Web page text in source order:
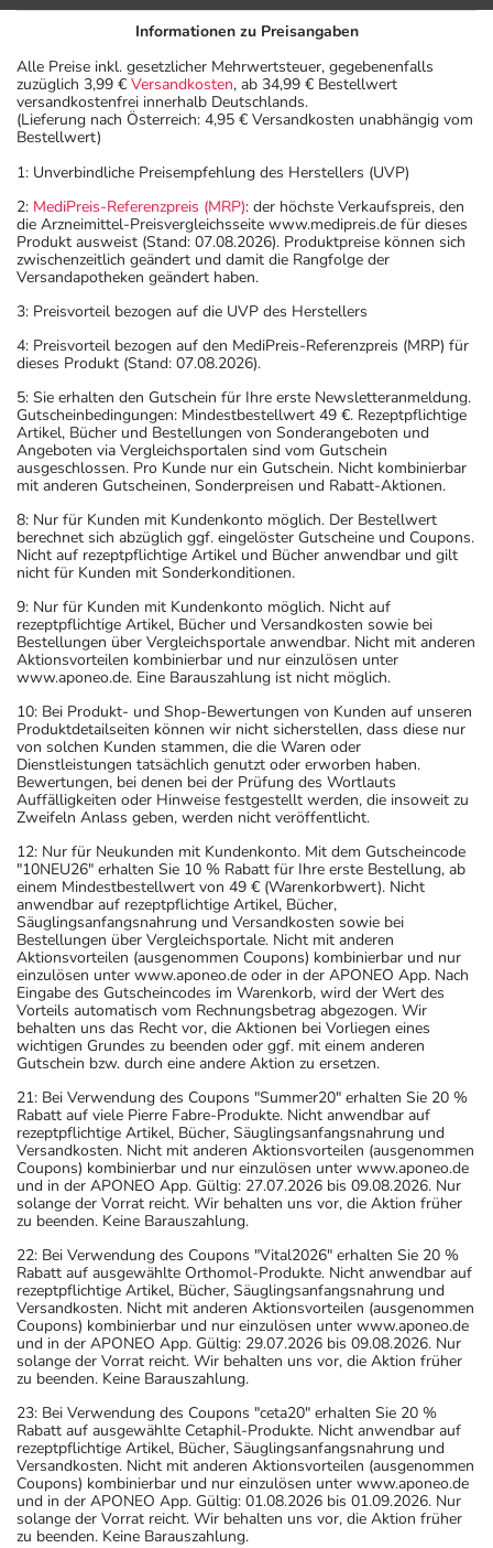
Informationen zu Preisangaben
Alle Preise inkl. gesetzlicher Mehrwertsteuer, gegebenenfalls
zuzüglich 3,99 € Versandkosten, ab 34,99 € Bestellwert
versandkostenfrei innerhalb Deutschlands.
(Lieferung nach Österreich: 4,95 € Versandkosten unabhängig vom
Bestellwert)
1: Unverbindliche Preisempfehlung des Herstellers (UVP)
2: MediPreis-Referenzpreis (MRP): der höchste Verkaufspreis, den
die Arzneimittel-Preisvergleichsseite www.medipreis.de für dieses
Produkt ausweist (Stand: 07.08.2026). Produktpreise können sich
zwischenzeitlich geändert und damit die Rangfolge der
Versandapotheken geändert haben.
3: Preisvorteil bezogen auf die UVP des Herstellers
4: Preisvorteil bezogen auf den MediPreis-Referenzpreis (MRP) für
dieses Produkt (Stand: 07.08.2026).
5: Sie erhalten den Gutschein für Ihre erste Newsletteranmeldung.
Gutscheinbedingungen: Mindestbestellwert 49 €. Rezeptpflichtige
Artikel, Bücher und Bestellungen von Sonderangeboten und
Angeboten via Vergleichsportalen sind vom Gutschein
ausgeschlossen. Pro Kunde nur ein Gutschein. Nicht kombinierbar
mit anderen Gutscheinen, Sonderpreisen und Rabatt-Aktionen.
8: Nur für Kunden mit Kundenkonto möglich. Der Bestellwert
berechnet sich abzüglich ggf. eingelöster Gutscheine und Coupons.
Nicht auf rezeptpflichtige Artikel und Bücher anwendbar und gilt
nicht für Kunden mit Sonderkonditionen.
9: Nur für Kunden mit Kundenkonto möglich. Nicht auf
rezeptpflichtige Artikel, Bücher und Versandkosten sowie bei
Bestellungen über Vergleichsportale anwendbar. Nicht mit anderen
Aktionsvorteilen kombinierbar und nur einzulösen unter
www.aponeo.de. Eine Barauszahlung ist nicht möglich.
10: Bei Produkt- und Shop-Bewertungen von Kunden auf unseren
Produktdetailseiten können wir nicht sicherstellen, dass diese nur
von solchen Kunden stammen, die die Waren oder
Dienstleistungen tatsächlich genutzt oder erworben haben.
Bewertungen, bei denen bei der Prüfung des Wortlauts
Auffälligkeiten oder Hinweise festgestellt werden, die insoweit zu
Zweifeln Anlass geben, werden nicht veröffentlicht.
12: Nur für Neukunden mit Kundenkonto. Mit dem Gutscheincode
"10NEU26" erhalten Sie 10 % Rabatt für Ihre erste Bestellung, ab
einem Mindestbestellwert von 49 € (Warenkorbwert). Nicht
anwendbar auf rezeptpflichtige Artikel, Bücher,
Säuglingsanfangsnahrung und Versandkosten sowie bei
Bestellungen über Vergleichsportale. Nicht mit anderen
Aktionsvorteilen (ausgenommen Coupons) kombinierbar und nur
einzulösen unter www.aponeo.de oder in der APONEO App. Nach
Eingabe des Gutscheincodes im Warenkorb, wird der Wert des
Vorteils automatisch vom Rechnungsbetrag abgezogen. Wir
behalten uns das Recht vor, die Aktionen bei Vorliegen eines
wichtigen Grundes zu beenden oder ggf. mit einem anderen
Gutschein bzw. durch eine andere Aktion zu ersetzen.
21: Bei Verwendung des Coupons "Summer20" erhalten Sie 20 %
Rabatt auf viele Pierre Fabre-Produkte. Nicht anwendbar auf
rezeptpflichtige Artikel, Bücher, Säuglingsanfangsnahrung und
Versandkosten. Nicht mit anderen Aktionsvorteilen (ausgenommen
Coupons) kombinierbar und nur einzulösen unter www.aponeo.de
und in der APONEO App. Gültig: 27.07.2026 bis 09.08.2026. Nur
solange der Vorrat reicht. Wir behalten uns vor, die Aktion früher
zu beenden. Keine Barauszahlung.
22: Bei Verwendung des Coupons "Vital2026" erhalten Sie 20 %
Rabatt auf ausgewählte Orthomol-Produkte. Nicht anwendbar auf
rezeptpflichtige Artikel, Bücher, Säuglingsanfangsnahrung und
Versandkosten. Nicht mit anderen Aktionsvorteilen (ausgenommen
Coupons) kombinierbar und nur einzulösen unter www.aponeo.de
und in der APONEO App. Gültig: 29.07.2026 bis 09.08.2026. Nur
solange der Vorrat reicht. Wir behalten uns vor, die Aktion früher
zu beenden. Keine Barauszahlung.
23: Bei Verwendung des Coupons "ceta20" erhalten Sie 20 %
Rabatt auf ausgewählte Cetaphil-Produkte. Nicht anwendbar auf
rezeptpflichtige Artikel, Bücher, Säuglingsanfangsnahrung und
Versandkosten. Nicht mit anderen Aktionsvorteilen (ausgenommen
Coupons) kombinierbar und nur einzulösen unter www.aponeo.de
und in der APONEO App. Gültig: 01.08.2026 bis 01.09.2026. Nur
solange der Vorrat reicht. Wir behalten uns vor, die Aktion früher
zu beenden. Keine Barauszahlung.